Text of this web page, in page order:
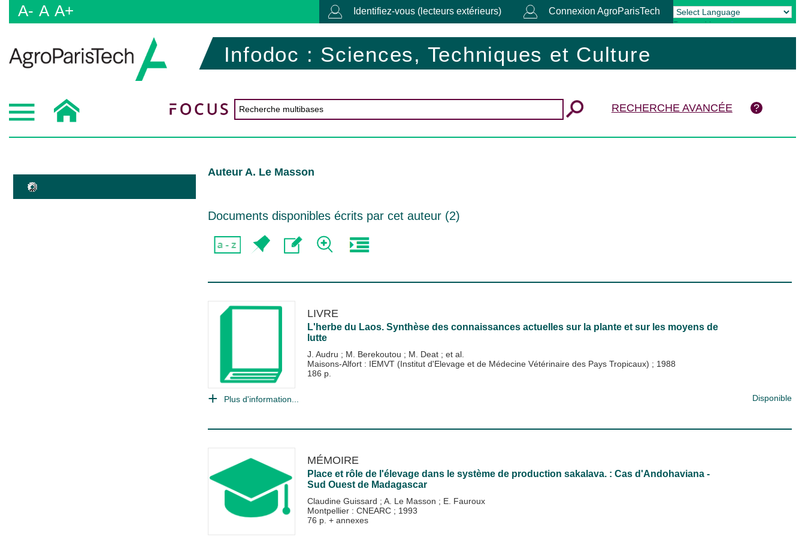
A- A A+ Identifiez-vous (lecteurs extérieurs) Connexion AgroParisTech
Powered by Translate
Infodoc : Sciences, Techniques et Culture
RECHERCHE AVANCÉE
Auteur A. Le Masson
Documents disponibles écrits par cet auteur (2)
LIVRE
L'herbe du Laos. Synthèse des connaissances actuelles sur la plante et sur les moyens de
lutte
J. Audru ; M. Berekoutou ; M. Deat ; et al.
Maisons-Alfort : IEMVT (Institut d'Elevage et de Médecine Vétérinaire des Pays Tropicaux) ; 1988
186 p.
Plus d'information... Disponible
MÉMOIRE
Place et rôle de l'élevage dans le système de production sakalava. : Cas d'Andohaviana -
Sud Ouest de Madagascar
Claudine Guissard ; A. Le Masson ; E. Fauroux
Montpellier : CNEARC ; 1993
76 p. + annexes